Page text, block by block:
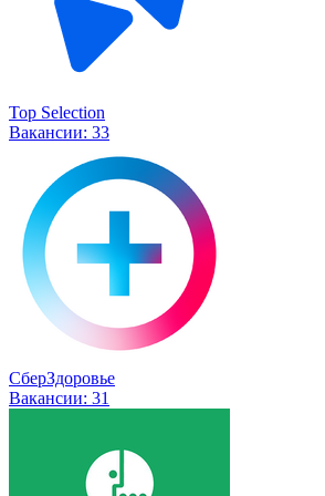
Top Selection
Вакансии: 33
СберЗдоровье
Вакансии: 31